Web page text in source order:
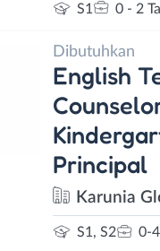
S1 0 - 2
Dibutuhkan
English
Principal
Karunia
S1, S2 0-